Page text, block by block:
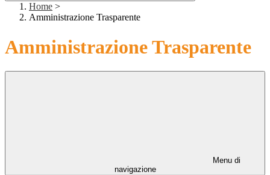
Home >
Amministrazione Trasparente
Amministrazione Trasparente
Menu di
navigazione